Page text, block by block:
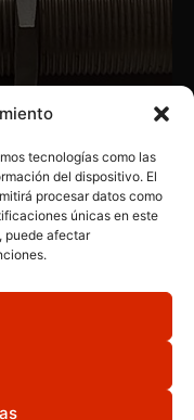
tecnologías como las
del dispositivo. El
procesar datos como
únicas en este
puede afectar
,VARIADAS